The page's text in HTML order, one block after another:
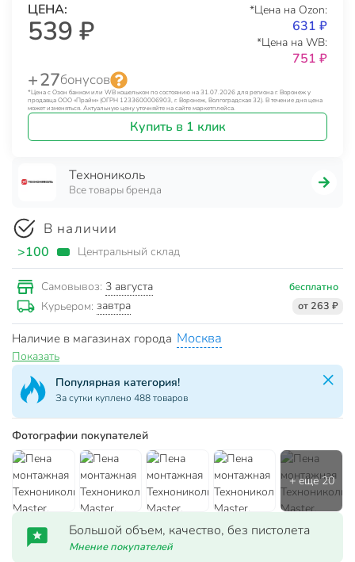
ЦЕНА:
539 ₽
*Цена на Ozon:
631 ₽
*Цена на WB:
751 ₽
+ 27бонусов
*Цена с Озон банком или WB кошельком по состоянию на 31.07.2026 для региона г. Воронеж у
продавца ООО «Прайм» (ОГРН 1233600006903, г. Воронеж, Волгоградская 32). В течение дня цена
может изменяться. Актуальную цену уточняйте на сайте маркетплейса.
Купить в 1 клик
Технониколь
Все товары бренда
В наличии
>100 Центральный склад
Самовывоз: 3 августа бесплатно
Курьером: завтра от 263 ₽
Наличие в магазинах города Москва
Показать
Популярная категория!
За сутки куплено 488 товаров
Фотографии покупателей
Большой объем, качество, без пистолета
Мнение покупателей